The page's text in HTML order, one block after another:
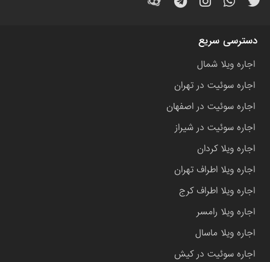
دسترسی سریع
اجاره ویلا شمال
اجاره سوئیت در تهران
اجاره سوئیت در اصفهان
اجاره سوئیت در شیراز
اجاره ویلا کردان
اجاره ویلا اطراف تهران
اجاره ویلا اطراف کرج
اجاره ویلا رامسر
اجاره ویلا ماسال
اجاره سوئیت در کیش